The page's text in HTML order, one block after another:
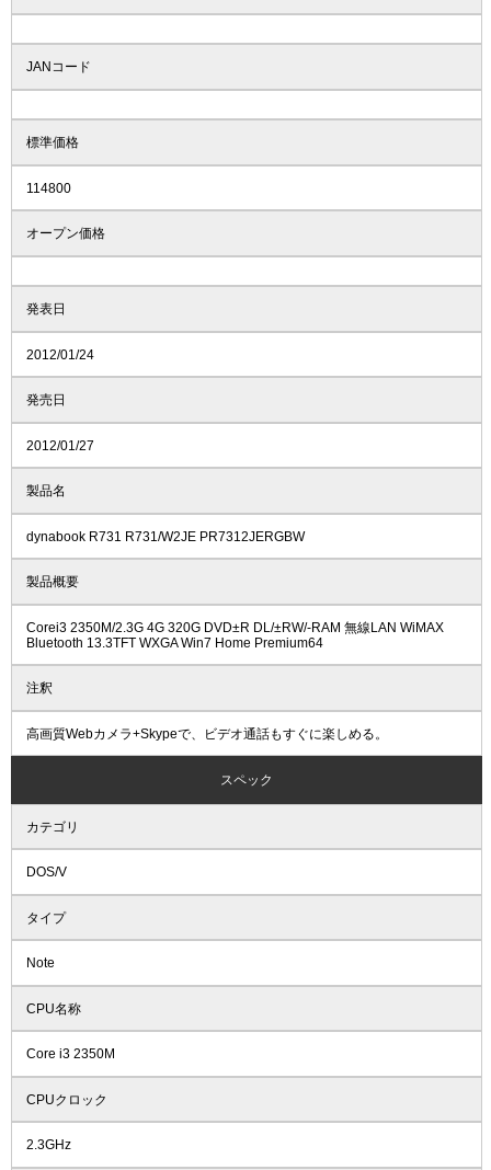
JANコード
標準価格
114800
オープン価格
発表日
2012/01/24
発売日
2012/01/27
製品名
dynabook R731 R731/W2JE PR7312JERGBW
製品概要
Corei3 2350M/2.3G 4G 320G DVD±R DL/±RW/-RAM 無線LAN WiMAX
Bluetooth 13.3TFT WXGA Win7 Home Premium64
注釈
高画質Webカメラ+Skypeで、ビデオ通話もすぐに楽しめる。
スペック
カテゴリ
DOS/V
タイプ
Note
CPU名称
Core i3 2350M
CPUクロック
2.3GHz